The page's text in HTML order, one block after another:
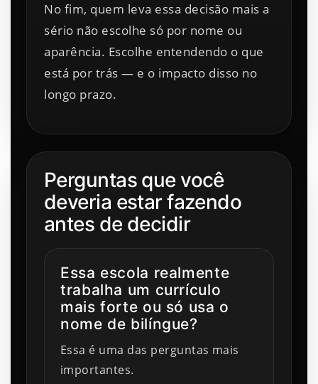
No fim, quem leva essa decisão mais a
sério não escolhe só por nome ou
aparência. Escolhe entendendo o que
está por trás — e o impacto disso no
longo prazo.
Perguntas que você
deveria estar fazendo
antes de decidir
Essa escola realmente
trabalha um currículo
mais forte ou só usa o
nome de bilíngue?
Essa é uma das perguntas mais
importantes.